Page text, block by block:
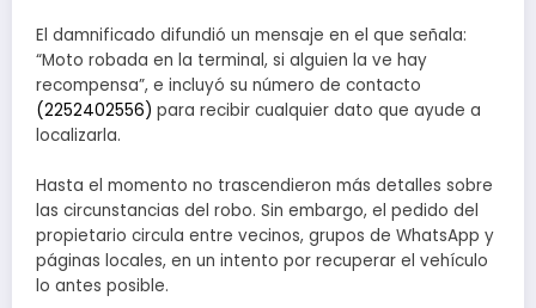
El damnificado difundió un mensaje en el que señala:
“Moto robada en la terminal, si alguien la ve hay
recompensa”, e incluyó su número de contacto
(2252402556) para recibir cualquier dato que ayude a
localizarla.
Hasta el momento no trascendieron más detalles sobre
las circunstancias del robo. Sin embargo, el pedido del
propietario circula entre vecinos, grupos de WhatsApp y
páginas locales, en un intento por recuperar el vehículo
lo antes posible.